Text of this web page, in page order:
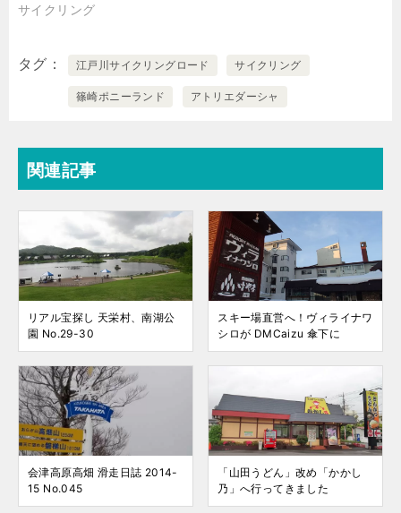
サイクリング
タグ 江戸川サイクリングロード サイクリング
篠崎ポニーランド アトリエダーシャ
関連記事
リアル宝探し 天栄村、南湖公
園 No.29-30
スキー場直営へ！ヴィライナワ
シロが DMCaizu 傘下に
会津高原高畑 滑走日誌 2014-
15 No.045
「山田うどん」改め「かかし
乃」へ行ってきました